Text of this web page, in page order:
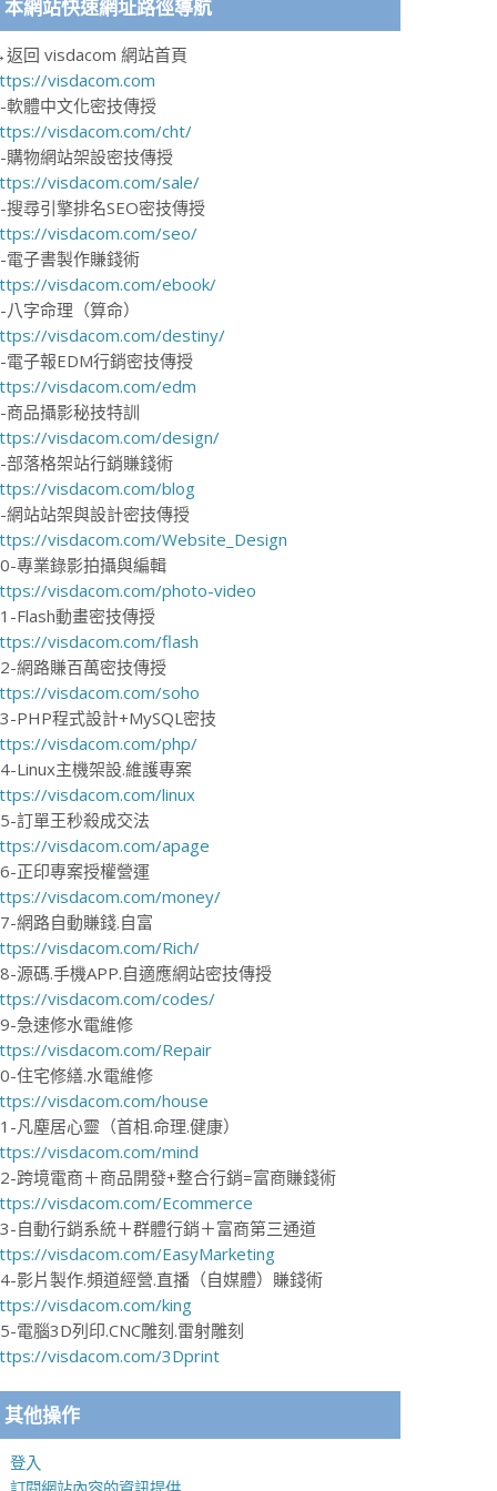
本網站快速網址路徑導航
回 visdacom 網站首頁
visdacom.com
軟體中文化密技傳授
visdacom.com/cht/
購物網站架設密技傳授
visdacom.com/sale/
搜尋引擎排名SEO密技傳授
visdacom.com/seo/
電子書製作賺錢術
visdacom.com/ebook/
八字命理（算命）
visdacom.com/destiny/
電子報EDM行銷密技傳授
visdacom.com/edm
商品攝影秘技特訓
visdacom.com/design/
部落格架站行銷賺錢術
visdacom.com/blog
網站站架與設計密技傳授
visdacom.com/Website_Design
專業錄影拍攝與編輯
visdacom.com/photo-video
Flash動畫密技傳授
visdacom.com/flash
網路賺百萬密技傳授
visdacom.com/soho
PHP程式設計+MySQL密技
visdacom.com/php/
Linux主機架設.維護專案
visdacom.com/linux
訂單王秒殺成交法
visdacom.com/apage
正印專案授權營運
visdacom.com/money/
網路自動賺錢.自富
visdacom.com/Rich/
源碼.手機APP.自適應網站密技傳授
visdacom.com/codes/
急速修水電維修
visdacom.com/Repair
住宅修繕.水電維修
visdacom.com/house
凡塵居心靈（首相.命理.健康）
visdacom.com/mind
跨境電商＋商品開發+整合行銷=富商賺錢術
visdacom.com/Ecommerce
自動行銷系統＋群體行銷＋富商第三通道
visdacom.com/EasyMarketing
影片製作.頻道經營.直播（自媒體）賺錢術
visdacom.com/king
電腦3D列印.CNC雕刻.雷射雕刻
visdacom.com/3Dprint
其他操作
登入